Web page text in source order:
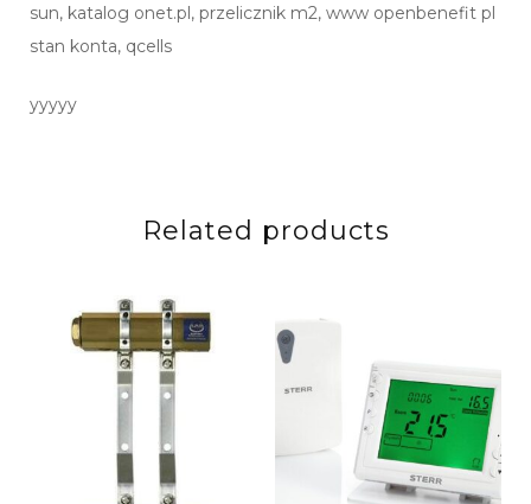
sun, katalog onet.pl, przelicznik m2, www openbenefit pl
stan konta, qcells
yyyyy
Related products